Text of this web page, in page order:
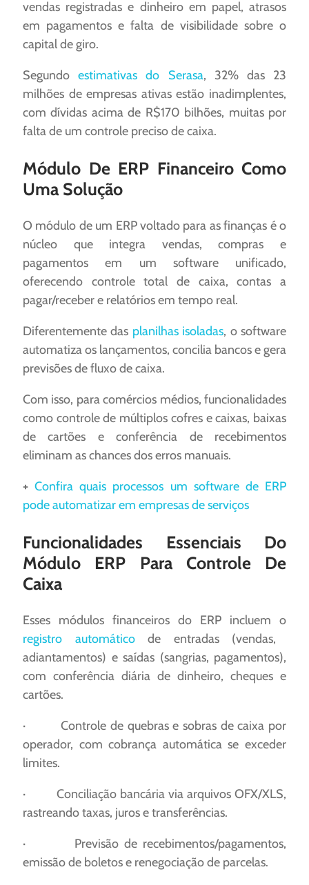
vendas registradas e dinheiro em papel, atrasos
em pagamentos e falta de visibilidade sobre o
capital de giro.
Segundo estimativas do Serasa, 32% das 23
milhões de empresas ativas estão inadimplentes,
com dívidas acima de R$170 bilhões, muitas por
falta de um controle preciso de caixa. ​
Módulo De ERP Financeiro Como
Uma Solução
O módulo de um ERP voltado para as finanças é o
núcleo que integra vendas, compras e
pagamentos em um software unificado,
oferecendo controle total de caixa, contas a
pagar/receber e relatórios em tempo real.
Diferentemente das planilhas isoladas, o software
automatiza os lançamentos, concilia bancos e gera
previsões de fluxo de caixa.
Com isso, para comércios médios, funcionalidades
como controle de múltiplos cofres e caixas, baixas
de cartões e conferência de recebimentos
eliminam as chances dos erros manuais.
+ Confira quais processos um software de ERP
pode automatizar em empresas de serviços
Funcionalidades Essenciais Do
Módulo ERP Para Controle De
Caixa
Esses módulos financeiros do ERP incluem o
registro automáticode entradas (vendas,
adiantamentos) e saídas (sangrias, pagamentos),
com conferência diária de dinheiro, cheques e
cartões.
· Controle de quebras e sobras de caixa por
operador, com cobrança automática se exceder
limites.
· Conciliação bancária via arquivos OFX/XLS,
rastreando taxas, juros e transferências.
· Previsão de recebimentos/pagamentos,
emissão de boletos e renegociação de parcelas.